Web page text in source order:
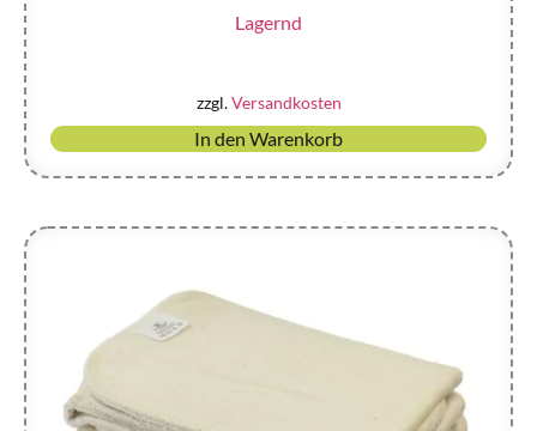
Lagernd
zzgl.Versandkosten
In den Warenkorb